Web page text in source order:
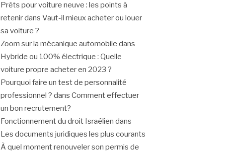
Prêts pour voiture neuve : les points à
retenirdans Vaut-il mieux acheter ou louer
sa voiture ?
Zoom sur la mécanique automobile dans
Hybride ou 100% électrique : Quelle
voiture propre acheter en 2023 ?
Pourquoi faire un test de personnalité
professionnel ? dans Comment effectuer
un bon recrutement?
Fonctionnement du droit Israélien dans
Les documents juridiques les plus courants
À quel moment renouveler son permis de